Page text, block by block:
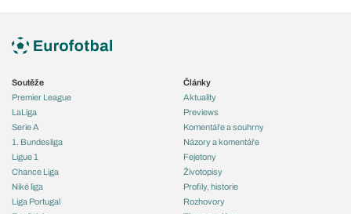
Soutěže
Premier League
LaLiga
Serie A
1. Bundesliga
Ligue 1
Chance Liga
Niké liga
Liga Portugal
Články
Aktuality
Previews
Komentáře a souhrny
Názory a komentáře
Fejetony
Životopisy
Profily, historie
Rozhovory